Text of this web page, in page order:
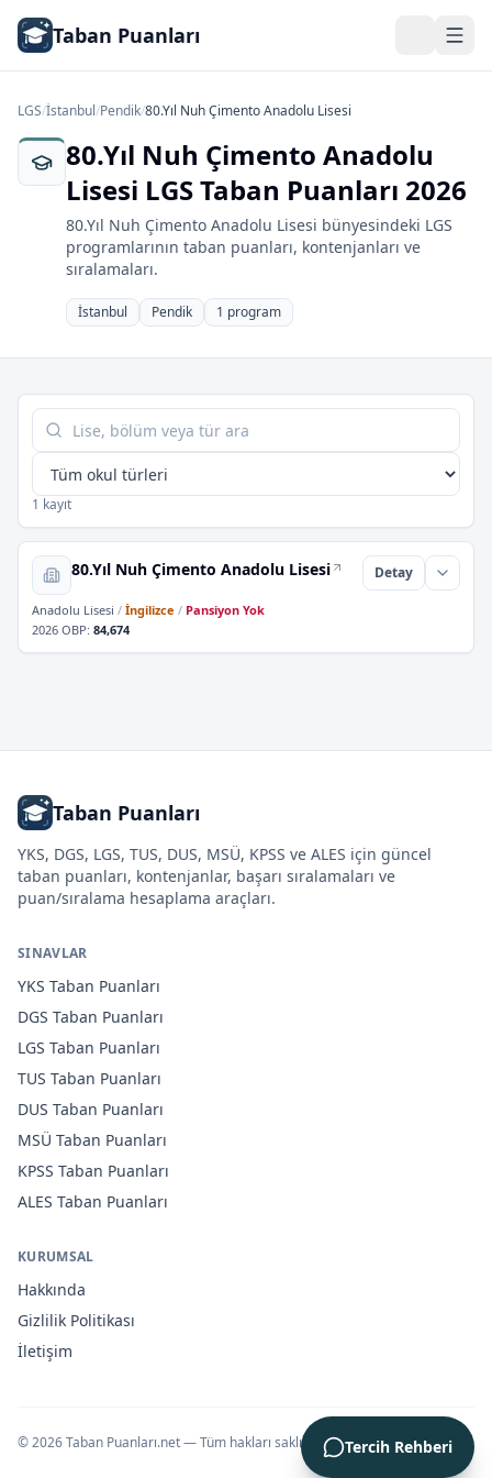
Taban Puanları
LGS/İstanbul/Pendik/80.Yıl Nuh Çimento Anadolu Lisesi
80.Yıl Nuh Çimento Anadolu
Lisesi LGS Taban Puanları 2026
80.Yıl Nuh Çimento Anadolu Lisesi bünyesindeki LGS
programlarının taban puanları, kontenjanları ve
sıralamaları.
İstanbul Pendik 1 program
Tabloda ara
1 kayıt
80.Yıl Nuh Çimento Anadolu Lisesi Detay
Anadolu Lisesi / İngilizce / Pansiyon Yok
2026 OBP: 84,674
Taban Puanları
YKS, DGS, LGS, TUS, DUS, MSÜ, KPSS ve ALES için güncel
taban puanları, kontenjanlar, başarı sıralamaları ve
puan/sıralama hesaplama araçları.
SINAVLAR
YKS Taban Puanları
DGS Taban Puanları
LGS Taban Puanları
TUS Taban Puanları
DUS Taban Puanları
MSÜ Taban Puanları
KPSS Taban Puanları
ALES Taban Puanları
KURUMSAL
Hakkında
Gizlilik Politikası
İletişim
©2026Taban Puanları.net — Tüm hakları saklıdır. Tercih Rehberi